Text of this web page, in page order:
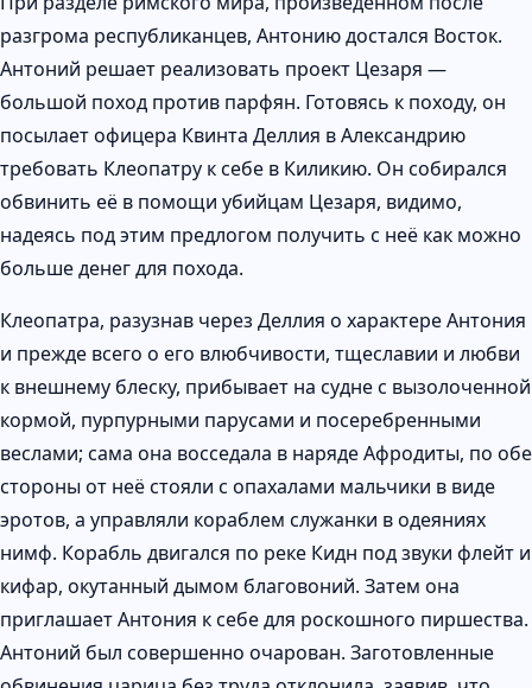
разгрома республиканцев, Антонию достался Восток.
Антоний решает реализовать проект Цезаря —
большой поход против парфян. Готовясь к походу, он
посылает офицера Квинта Деллия в Александрию
требовать Клеопатру к себе в Киликию. Он собирался
обвинить её в помощи убийцам Цезаря, видимо,
надеясь под этим предлогом получить с неё как можно
больше денег для похода.
Клеопатра, разузнав через Деллия о характере Антония
и прежде всего о его влюбчивости, тщеславии и любви
к внешнему блеску, прибывает на судне с вызолоченной
кормой, пурпурными парусами и посеребренными
веслами; сама она восседала в наряде Афродиты, по обе
стороны от неё стояли с опахалами мальчики в виде
эротов, а управляли кораблем служанки в одеяниях
нимф. Корабль двигался по реке Кидн под звуки флейт и
кифар, окутанный дымом благовоний. Затем она
приглашает Антония к себе для роскошного пиршества.
Антоний был совершенно очарован. Заготовленные